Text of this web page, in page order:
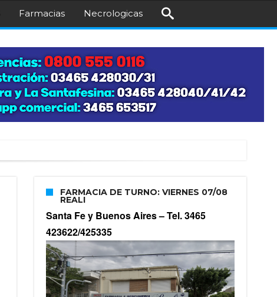
Farmacias Necrologicas
FARMACIA DE TURNO: VIERNES 07/08
REALI
Santa Fe y Buenos Aires –Tel. 3465
423622/425335